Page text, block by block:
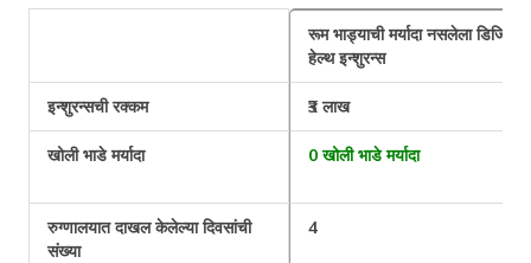
रूम भाड्याची मर्यादा नसलेला डिजिट
हेल्थ इन्शुरन्स
इन्शुरन्सची रक्कम ₹3 लाख
खोली भाडे मर्यादा 0 खोली भाडे मर्यादा
रुग्णालयात दाखल केलेल्या दिवसांची
संख्या
4